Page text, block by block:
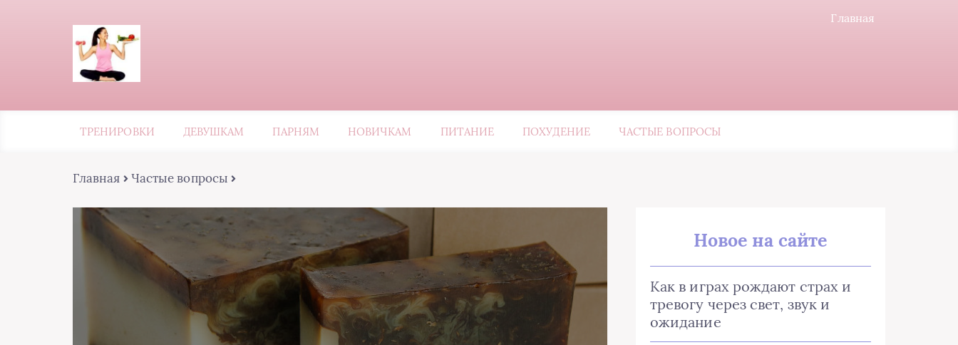
Главная
ТРЕНИРОВКИ ДЕВУШКАМ ПАРНЯМ НОВИЧКАМ ПИТАНИЕ ПОХУДЕНИЕ ЧАСТЫЕ ВОПРОСЫ
Главная Частые вопросы
Новое на сайте
Как в играх рождают страх и
тревогу через свет, звук и
ожидание